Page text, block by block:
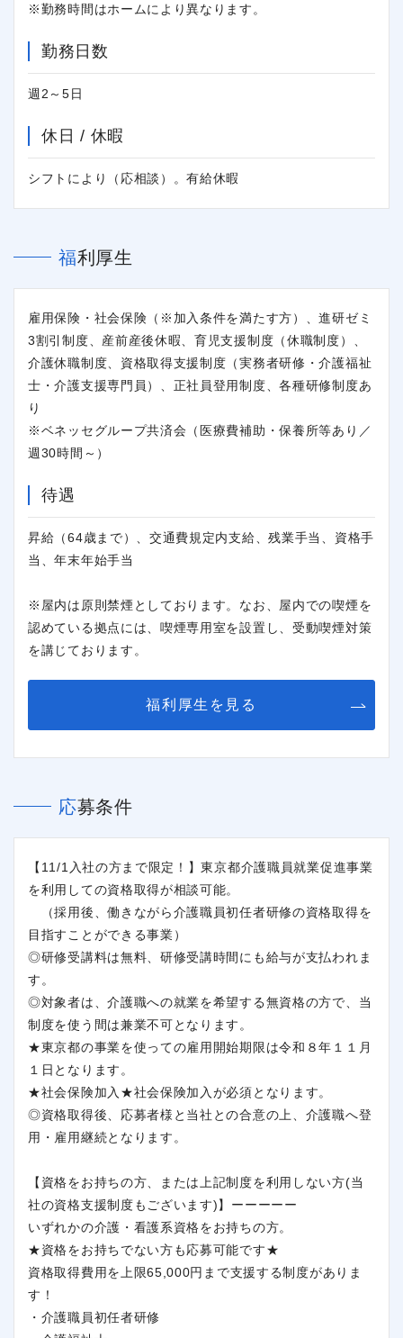
※勤務時間はホームにより異なります。
勤務日数
週2～5日
休日 / 休暇
シフトにより（応相談）。有給休暇
福利厚生
雇用保険・社会保険（※加入条件を満たす方）、進研ゼミ
3割引制度、産前産後休暇、育児支援制度（休職制度）、
介護休職制度、資格取得支援制度（実務者研修・介護福祉
士・介護支援専門員）、正社員登用制度、各種研修制度あ
り
※ベネッセグループ共済会（医療費補助・保養所等あり／
週30時間～）
待遇
昇給（64歳まで）、交通費規定内支給、残業手当、資格手
当、年末年始手当
※屋内は原則禁煙としております。なお、屋内での喫煙を
認めている拠点には、喫煙専用室を設置し、受動喫煙対策
を講じております。
福利厚生を見る
応募条件
【11/1入社の方まで限定！】東京都介護職員就業促進事業
を利用しての資格取得が相談可能。
（採用後、働きながら介護職員初任者研修の資格取得を
目指すことができる事業）
◎研修受講料は無料、研修受講時間にも給与が支払われま
す。
◎対象者は、介護職への就業を希望する無資格の方で、当
制度を使う間は兼業不可となります。
★東京都の事業を使っての雇用開始期限は令和８年１１月
１日となります。
★社会保険加入★社会保険加入が必須となります。
◎資格取得後、応募者様と当社との合意の上、介護職へ登
用・雇用継続となります。
【資格をお持ちの方、または上記制度を利用しない方(当
社の資格支援制度もございます)】ーーーーー
いずれかの介護・看護系資格をお持ちの方。
★資格をお持ちでない方も応募可能です★
資格取得費用を上限65,000円まで支援する制度がありま
す！
・介護職員初任者研修